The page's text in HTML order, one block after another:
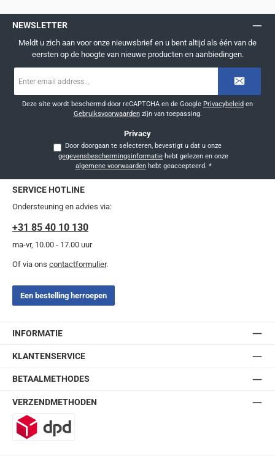
NEWSLETTER
Meldt u zich aan voor onze nieuwsbrief en u bent altijd als één van de
eersten op de hoogte van nieuwe producten en aanbiedingen.
mailadres
Deze site wordt beschermd door reCAPTCHA en de Google Privacybeleid en
Gebruiksvoorwaardenzijn van toepassing.
Privacy
Door doorgaan te selecteren, bevestigt u dat u onze
gegevensbeschermingsinformatie
algemene voorwaardenhebt geaccepteerd. *
SERVICE HOTLINE
Ondersteuning en advies via:
+31 85 40 10 130
ma-vr, 10.00 - 17.00 uur
Of via ons contactformulier.
Een bestelling herroepen
INFORMATIE
KLANTENSERVICE
BETAALMETHODES
VERZENDMETHODEN